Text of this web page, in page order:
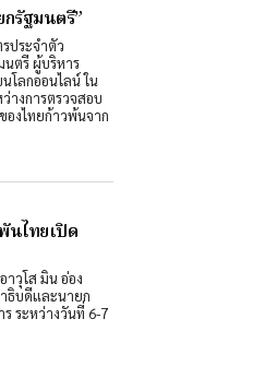
รัฐมนตรี”
ประจำตัว
ตรี ผู้บริหาร
โลกออนไลน์ ใน
างการตรวจสอบ
องไทยก้าวพ้นจาก
นไทยเปิด
าวุโส มิน อ่อง
ธิบดีและนายก
ระหว่างวันที่ 6-7